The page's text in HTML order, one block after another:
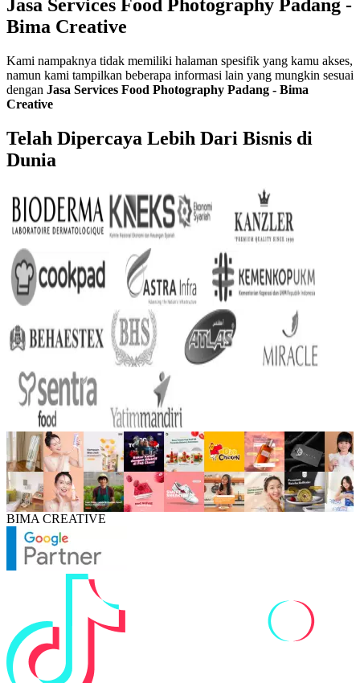
Jasa Services Food Photography Padang -
Bima Creative
Kami nampaknya tidak memiliki halaman spesifik yang kamu akses,
namun kami tampilkan beberapa informasi lain yang mungkin sesuai
dengan Jasa Services Food Photography Padang - Bima
Creative
Telah Dipercaya Lebih Dari Bisnis di
Dunia
BIMA CREATIVE